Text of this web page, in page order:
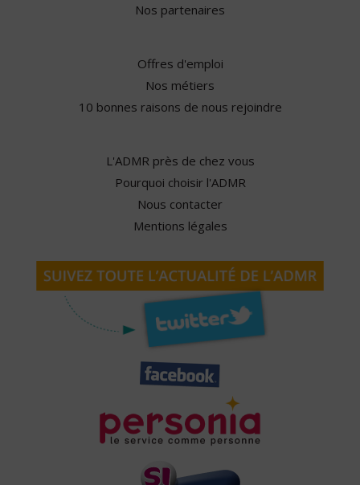
Nos partenaires
Offres d'emploi
Nos métiers
10 bonnes raisons de nous rejoindre
L'ADMR près de chez vous
Pourquoi choisir l'ADMR
Nous contacter
Mentions légales